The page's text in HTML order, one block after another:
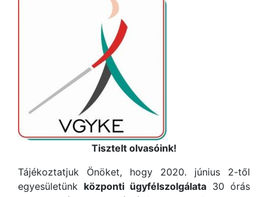
Tisztelt olvasóink!
Tájékoztatjuk Önöket, hogy 2020. június 2-től
egyesületünk központi ügyfélszolgálata 30 órás